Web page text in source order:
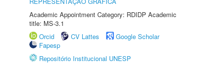
Academic Appointment Category: RDIDP Academic
title: MS-3.1
Orcid
CV Lattes
Google Scholar
Fapesp
Repositório Institucional UNESP